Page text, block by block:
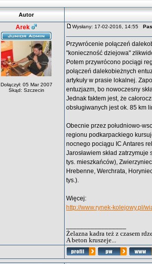
Autor
Arek
Dołączył: 05 Mar 2007
Skąd: Szczecin
Wysłany: 17-02-2016, 14:55
Przywrócenie połączeń
"konieczność dziejowa"
Potem przywrócono pociągi
połączeń dalekobieżnych
artykuły w prasie lokalnej.
entuzjazm, bo nowoczesny
Jednak faktem jest, że
obsługiwanych jest ok. 85 km
Obecnie przez południowo-
regionu podkarpackiego
nocnego pociągu IC Antares
Jarosławiem skład
tys. mieszkańców),
Hrebenne, Werchrata,
tys.).
Więcej:
http://www.rynek-kolejowy.pl/
Żelazna kadra też z czasem
A beton kruszeje...